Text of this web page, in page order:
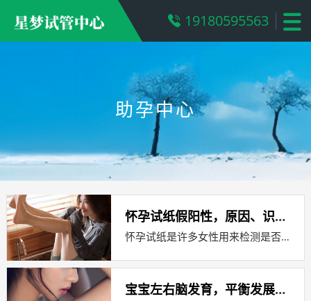
19180595563
助孕中心
怀孕试纸假阳性，原因、识别与应对策略
怀孕试纸是许多女性用来检测是否怀孕的便捷工具，有时这些试纸可能会显示出假阳性结果，即在没有怀孕的情况下显示出怀孕的迹象，这种情况...
宝宝左右脑发育，平衡发展，智慧启航